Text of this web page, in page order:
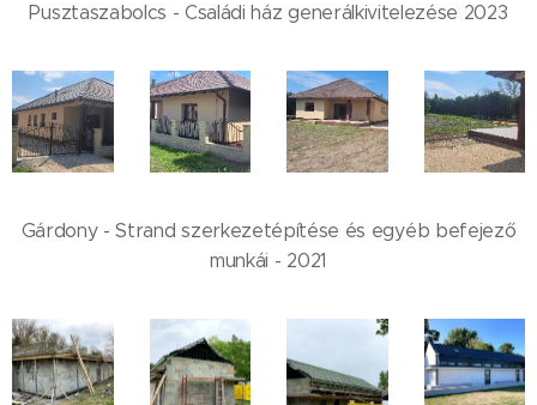
Pusztaszabolcs - Családi ház generálkivitelezése 2023
Gárdony - Strand szerkezetépítése és egyéb befejező
munkái - 2021